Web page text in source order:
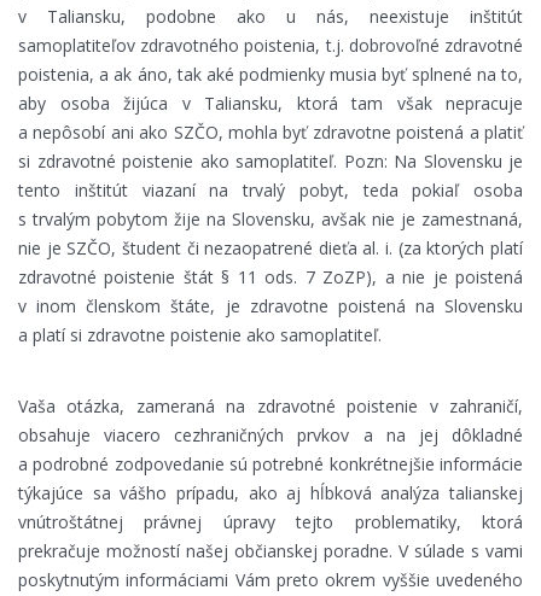
v Taliansku, podobne ako u nás, neexistuje inštitút
samoplatiteľov zdravotného poistenia, t.j. dobrovoľné zdravotné
poistenia, a ak áno, tak aké podmienky musia byť splnené na to,
aby osoba žijúca v Taliansku, ktorá tam však nepracuje
a nepôsobí ani ako SZČO, mohla byť zdravotne poistená a platiť
si zdravotné poistenie ako samoplatiteľ. Pozn: Na Slovensku je
tento inštitút viazaní na trvalý pobyt, teda pokiaľ osoba
s trvalým pobytom žije na Slovensku, avšak nie je zamestnaná,
nie je SZČO, študent či nezaopatrené dieťa al. i. (za ktorých platí
zdravotné poistenie štát § 11 ods. 7 ZoZP), a nie je poistená
v inom členskom štáte, je zdravotne poistená na Slovensku
a platí si zdravotne poistenie ako samoplatiteľ.
Vaša otázka, zameraná na zdravotné poistenie v zahraničí,
obsahuje viacero cezhraničných prvkov a na jej dôkladné
a podrobné zodpovedanie sú potrebné konkrétnejšie informácie
týkajúce sa vášho prípadu, ako aj hĺbková analýza talianskej
vnútroštátnej právnej úpravy tejto problematiky, ktorá
prekračuje možností našej občianskej poradne. V súlade s vami
poskytnutým informáciami Vám preto okrem vyššie uvedeného